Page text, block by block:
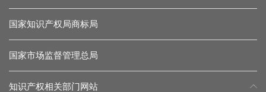
国家知识产权局商标局
国家市场监督管理总局
知识产权相关部门网站